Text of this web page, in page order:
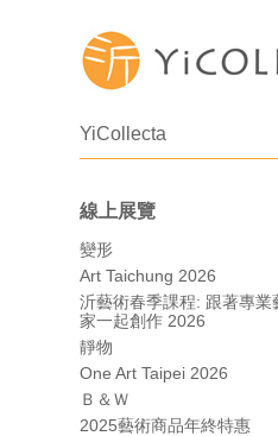
YiCollecta
線上展覽
變形
Art Taichung 2026
沂藝術春季課程: 跟著專業
家一起創作 2026
靜物
One Art Taipei 2026
Ｂ＆Ｗ
2025藝術商品年終特惠